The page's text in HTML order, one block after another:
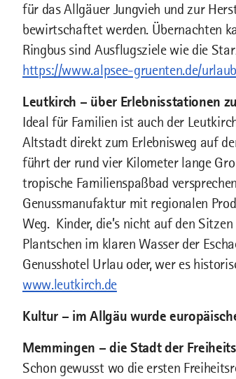
für das Allgäuer Jungvieh und zur
bewirtschaftet werden. Übernachten
Ringbus sind Ausflugsziele wie die
https://www.alpsee-gruenten.de/
Leutkirch – über Erlebnisstationen
Ideal für Familien ist auch der
Altstadt direkt zum Erlebnisweg auf
führt der rund vier Kilometer lange
tropische Familienspaßbad
Genussmanufaktur mit regionalen
Weg. Kinder, die’s nicht auf den
Plantschen im klaren Wasser der
Genusshotel Urlau oder, wer es
www.leutkirch.de
Kultur – im Allgäu wurde
Memmingen – die Stadt der
Schon gewusst wo die ersten